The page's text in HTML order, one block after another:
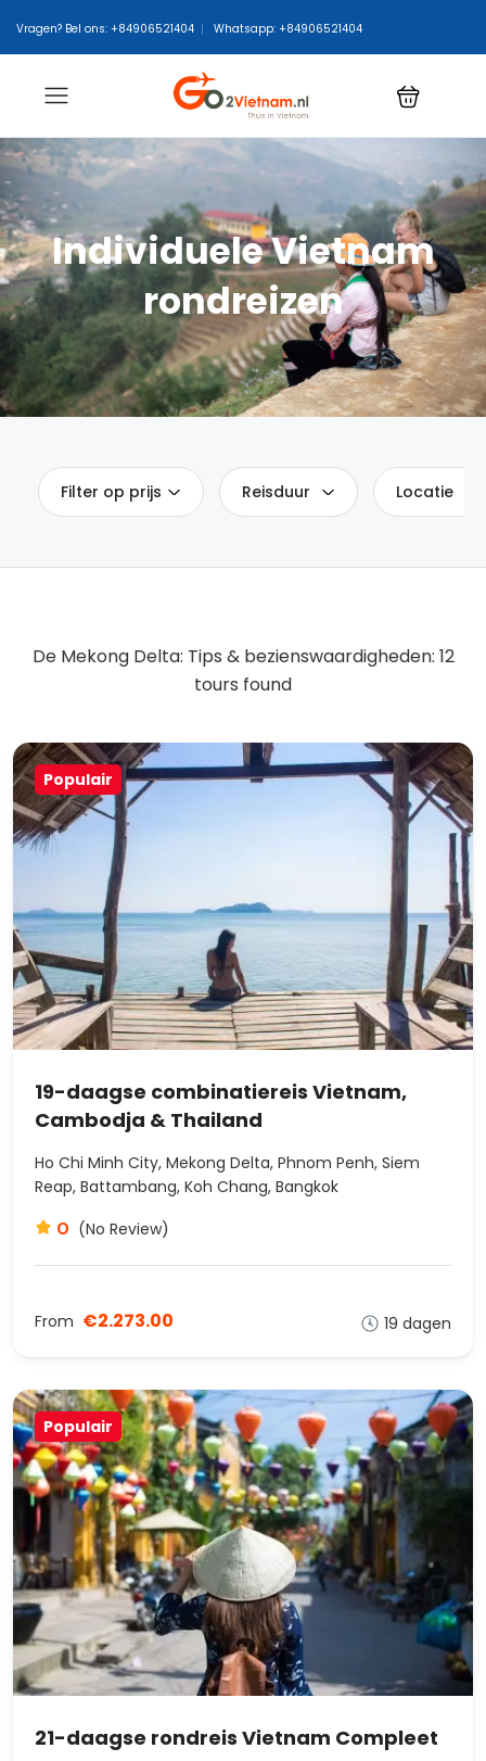
Vragen? Bel ons: +84906521404 Whatsapp: +84906521404
Individuele Vietnam
rondreizen
Filter op prijs Reisduur Locatie
De Mekong Delta: Tips & bezienswaardigheden: 12
tours found
Populair
19-daagse combinatiereis Vietnam,
Cambodja & Thailand
Ho Chi Minh City, Mekong Delta, Phnom Penh, Siem
Reap, Battambang, Koh Chang, Bangkok
0 (No Review)
From €2.273.00 19 dagen
Populair
21-daagse rondreis Vietnam Compleet